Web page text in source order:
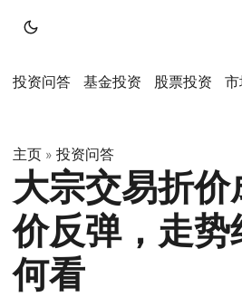
投资问答 基金投资 股票投资
主页 » 投资问答
大宗交易折
价反弹，走势
何看